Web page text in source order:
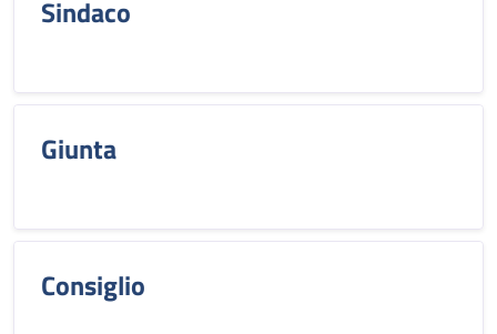
Sindaco
Giunta
Consiglio